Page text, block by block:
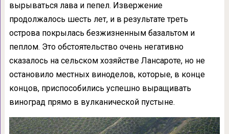
вырываться лава и пепел. Извержение
продолжалось шесть лет, и в результате треть
острова покрылась безжизненным базальтом и
пеплом. Это обстоятельство очень негативно
сказалось на сельском хозяйстве Лансароте, но не
остановило местных виноделов, которые, в конце
концов, приспособились успешно выращивать
виноград прямо в вулканической пустыне.